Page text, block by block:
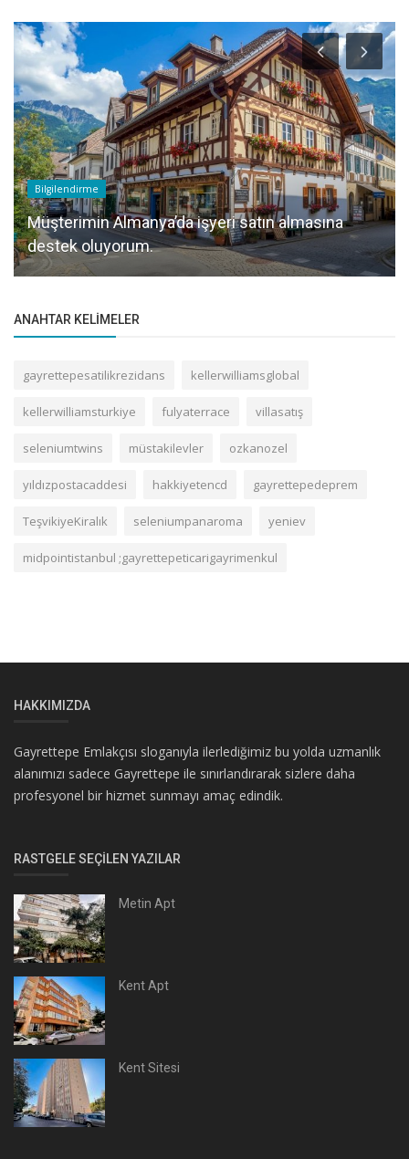
Bilgilendirme
Müşterimin Almanya’da işyeri satın almasına
destek oluyorum.
ANAHTAR KELIMELER
gayrettepesatilikrezidans kellerwilliamsglobal
kellerwilliamsturkiye fulyaterrace villasatış
seleniumtwins müstakilevler ozkanozel
yıldızpostacaddesi hakkiyetencd gayrettepedeprem
TeşvikiyeKiralık seleniumpanaroma yeniev
midpointistanbul ;gayrettepeticarigayrimenkul
HAKKIMIZDA
Gayrettepe Emlakçısı sloganıyla ilerlediğimiz bu yolda uzmanlık
alanımızı sadece Gayrettepe ile sınırlandırarak sizlere daha
profesyonel bir hizmet sunmayı amaç edindik.
RASTGELE SEÇILEN YAZILAR
Metin Apt
Kent Apt
Kent Sitesi